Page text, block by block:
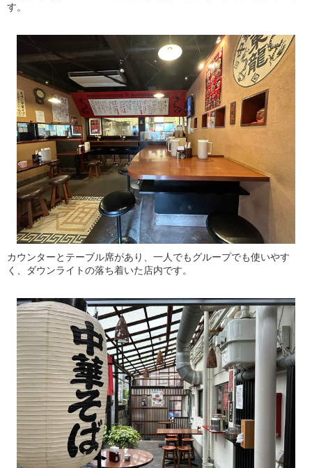
す。
カウンターとテーブル席があり、一人でもグループでも使いやす
く、ダウンライトの落ち着いた店内です。